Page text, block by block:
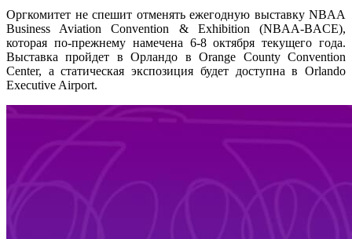
Оргкомитет не спешит отменять ежегодную выставку NBAA
Business Aviation Convention & Exhibition (NBAA-BACE),
которая по-прежнему намечена 6-8 октября текущего года.
Выставка пройдет в Орландо в Orange County Convention
Center, а статическая экспозиция будет доступна в Orlando
Executive Airport.